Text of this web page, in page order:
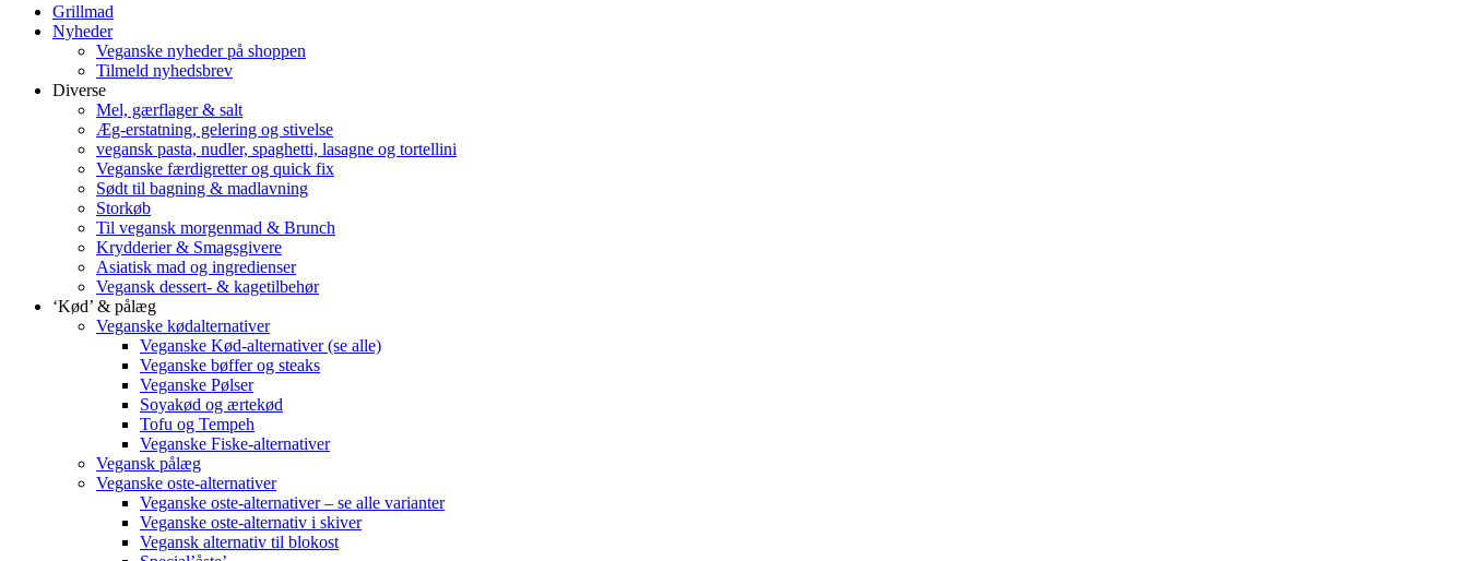
Grillmad
Nyheder
Veganske nyheder på shoppen
Tilmeld nyhedsbrev
Diverse
Mel, gærflager & salt
Æg-erstatning, gelering og stivelse
vegansk pasta, nudler, spaghetti, lasagne og tortellini
Veganske færdigretter og quick fix
Sødt til bagning & madlavning
Storkøb
Til vegansk morgenmad & Brunch
Krydderier & Smagsgivere
Asiatisk mad og ingredienser
Vegansk dessert- & kagetilbehør
‘Kød’ & pålæg
Veganske kødalternativer
Veganske Kød-alternativer (se alle)
Veganske bøffer og steaks
Veganske Pølser
Soyakød og ærtekød
Tofu og Tempeh
Veganske Fiske-alternativer
Vegansk pålæg
Veganske oste-alternativer
Veganske oste-alternativer – se alle varianter
Veganske oste-alternativ i skiver
Vegansk alternativ til blokost